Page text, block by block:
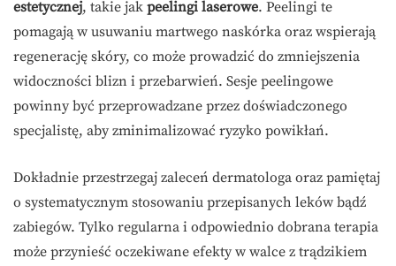
estetycznej, takie jak peelingi laserowe. Peelingi te
pomagają w usuwaniu martwego naskórka oraz wspierają
regenerację skóry, co może prowadzić do zmniejszenia
widoczności blizn i przebarwień. Sesje peelingowe
powinny być przeprowadzane przez doświadczonego
specjalistę, aby zminimalizować ryzyko powikłań.
Dokładnie przestrzegaj zaleceń dermatologa oraz pamiętaj
o systematycznym stosowaniu przepisanych leków bądź
zabiegów. Tylko regularna i odpowiednio dobrana terapia
może przynieść oczekiwane efekty w walce z trądzikiem